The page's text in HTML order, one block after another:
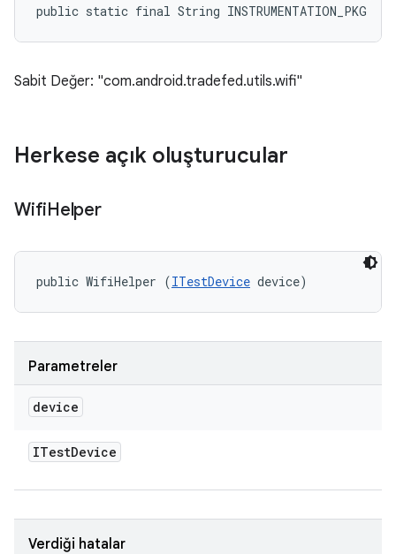
public static final String INSTRUMENTATION_PKG
Sabit Değer: "com.android.tradefed.utils.wifi"
Herkese açık oluşturucular
WifiHelper
public WifiHelper (ITestDevice device)
Parametreler
device
ITestDevice
Verdiği hatalar